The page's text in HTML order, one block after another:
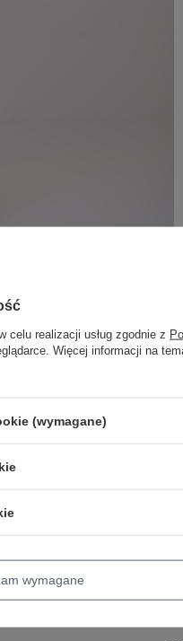
celu realizacji usług zgodnie z
Więcej informacji na
(wymagane)
wymagane